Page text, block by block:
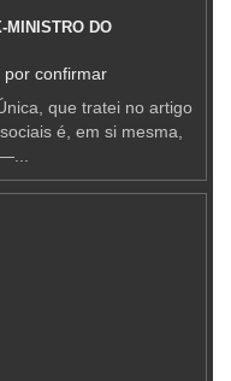
MINISTRO DO
por confirmar
que tratei no artigo
é, em si mesma,